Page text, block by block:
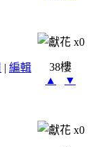
x0
| 編輯
38樓
▲
▼
x0